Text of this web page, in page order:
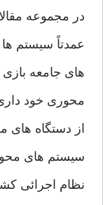
در مجموعه
عمدتاً‌ سيستم
های‌ جامعه بازی‌
محوری‌ خود داری‌
از دستگاه های
سيستم ها‌ی
نظام اجرائی